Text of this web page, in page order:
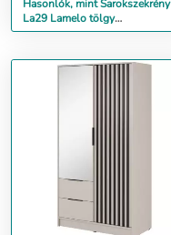
Hasonlók, mint Sarokszekrény
La29 Lamelo tölgy
Wotan/Fekete Mat